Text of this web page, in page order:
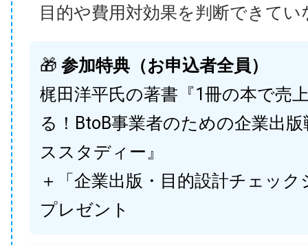
目的や費用対効果を判断できてい
🎁 参加特典（お申込者全員）
梶田洋平氏の著書『1冊の本で売
る！BtoB事業者のための企業出
ススタディー』
＋「企業出版・目的設計チェック
プレゼント